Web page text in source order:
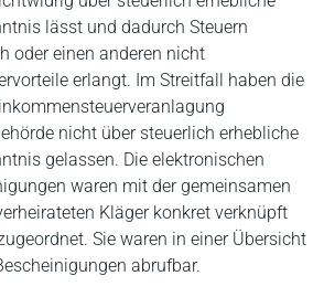
lässt und dadurch Steuern
oder einen anderen nicht
erlangt. Im Streitfall haben die
nicht über steuerlich erhebliche
gelassen. Die elektronischen
waren mit der gemeinsamen
Kläger konkret verknüpft
Sie waren in einer Übersicht
abrufbar.